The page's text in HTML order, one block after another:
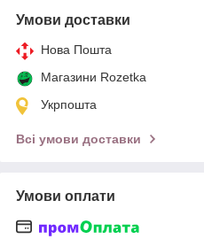
Умови доставки
Нова Пошта
Магазини Rozetka
Укрпошта
Всі умови доставки
Умови оплати